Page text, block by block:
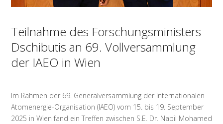
Teilnahme des Forschungsministers
Dschibutis an 69. Vollversammlung
der IAEO in Wien
Im Rahmen der 69. Generalversammlung der Internationalen
Atomenergie-Organisation (IAEO) vom 15. bis 19. September
2025 in Wien fand ein Treffen zwischen S.E. Dr. Nabil Mohamed